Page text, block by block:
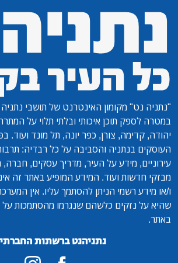
"נתניה נט" מקומון האינטרנט של תושבי
במטרה לספק תוכן איכותי ובלתי תלוי על
יהודה, קדימה, צורן, כפר יונה, תל מונד ועוד.
העוסקים בנתניה והסביבה על כל רבדיה: תרבות
עירוניים, מידע על העיר, מדריך עסקים, חברה,
מבזקי חדשות ועוד. המידע המופיע באתר זה
ו/או מידע רשמי הניתן להסתמך עליו. אין
שהיא על נזקים כלשהם שנגרמו מהסתמכות
באתר.
נתניהנט ברשתות